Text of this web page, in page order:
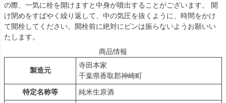
の際、一気に栓を開けますと中身が噴出することがございます。 開
け閉めをすばやく繰り返して、中の気圧を抜くように、時間をかけ
て開栓してください。開栓前に絶対にビンは振らないようお願いい
たします。
商品情報
製造元
寺田本家
千葉県香取郡神崎町
特定名称等
純米生原酒